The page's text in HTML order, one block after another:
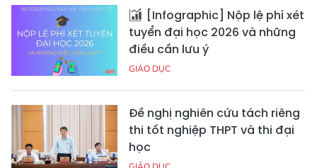
[Infographic] Nộp lệ phí xét
tuyển đại học 2026 và những
điều cần lưu ý
GIÁO DỤC
Đề nghị nghiên cứu tách riêng
thi tốt nghiệp THPT và thi đại
học